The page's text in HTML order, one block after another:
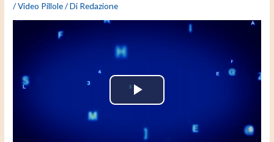
/Video Pillole/ Di Redazione
P